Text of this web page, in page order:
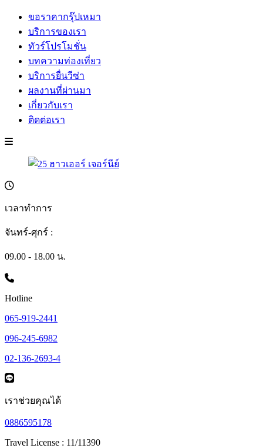
ขอราคากรุ๊ปเหมา
บริการของเรา
ทัวร์โปรโมชั่น
บทความท่องเที่ยว
บริการยื่นวีซ่า
ผลงานที่ผ่านมา
เกี่ยวกับเรา
ติดต่อเรา
เวลาทำการ
จันทร์-ศุกร์ :
09.00 - 18.00 น.
Hotline
065-919-2441
096-245-6982
02-136-2693-4
เราช่วยคุณได้
0886595178
Travel License : 11/11390